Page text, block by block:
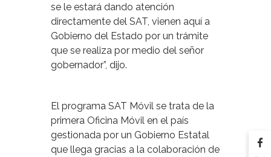
se le estará dando atención
directamente del SAT, vienen aquí a
Gobierno del Estado por un trámite
que se realiza por medio del señor
gobernador”, dijo.
El programa SAT Móvil se trata de la
primera Oficina Móvil en el país
gestionada por un Gobierno Estatal
que llega gracias a la colaboración de